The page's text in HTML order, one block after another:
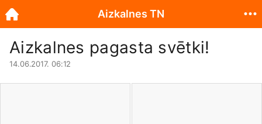
Aizkalnes pagasta svētki!
14.06.2017. 06:12
Aizkalnes TN